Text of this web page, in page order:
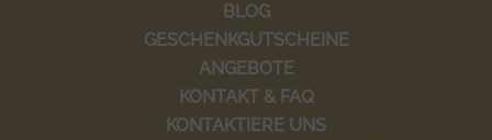
BLOG
GESCHENKGUTSCHEINE
ANGEBOTE
KONTAKT & FAQ
KONTAKTIERE UNS